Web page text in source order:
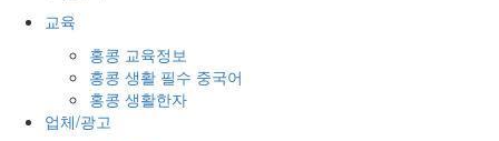
교육
홍콩 교육정보
홍콩 생활 필수 중국어
홍콩 생활한자
업체/광고